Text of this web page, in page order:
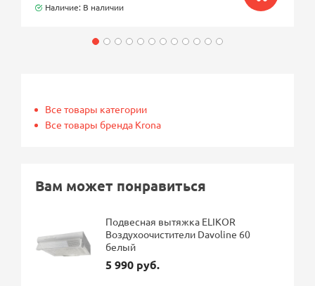
Наличие: В наличии
Все товары категории
Все товары бренда Krona
Вам может понравиться
Подвесная вытяжка ELIKOR
Воздухоочистители Davoline 60
белый
5 990 руб.